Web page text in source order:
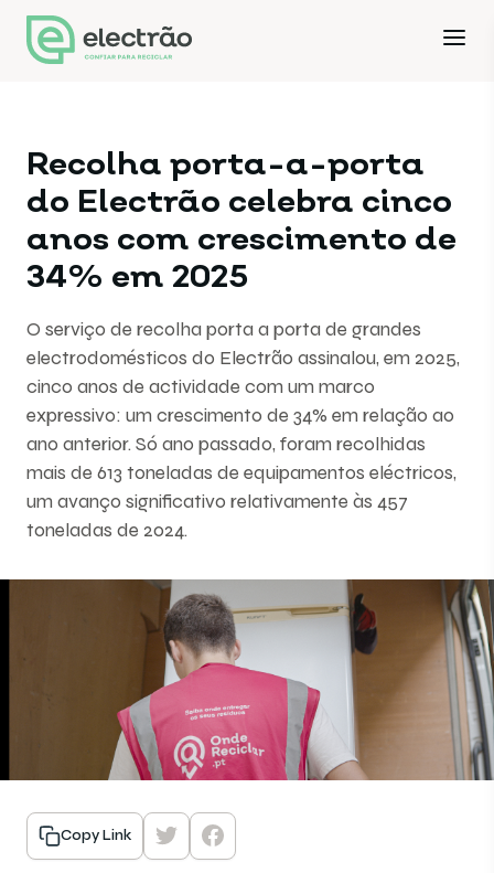
Recolha porta-a-porta
do Electrão celebra cinco
anos com crescimento de
34% em 2025
O serviço de recolha porta a porta de grandes
electrodomésticos do Electrão assinalou, em 2025,
cinco anos de actividade com um marco
expressivo: um crescimento de 34% em relação ao
ano anterior. Só ano passado, foram recolhidas
mais de 613 toneladas de equipamentos eléctricos,
um avanço significativo relativamente às 457
toneladas de 2024.
Copy Link